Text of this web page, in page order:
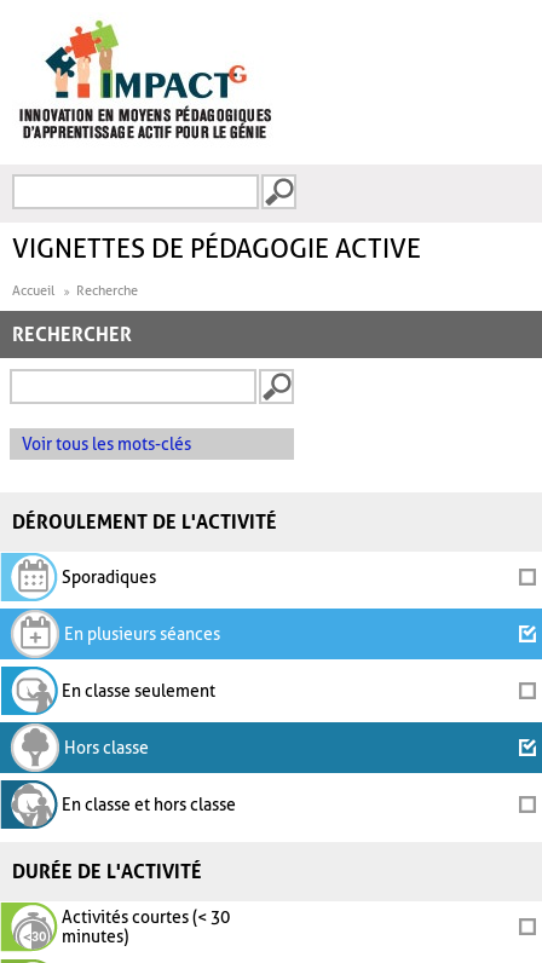
FORMULAIRE DE
VIGNETTES DE PÉDAGOGIE ACTIVE
Accueil Recherche
RECHERCHER
Voir tous les mots-clés
DÉROULEMENT DE L'ACTIVITÉ
Sporadiques
En plusieurs séances
En classe seulement
Hors classe
En classe et hors classe
DURÉE DE L'ACTIVITÉ
Activités courtes (< 30
minutes)